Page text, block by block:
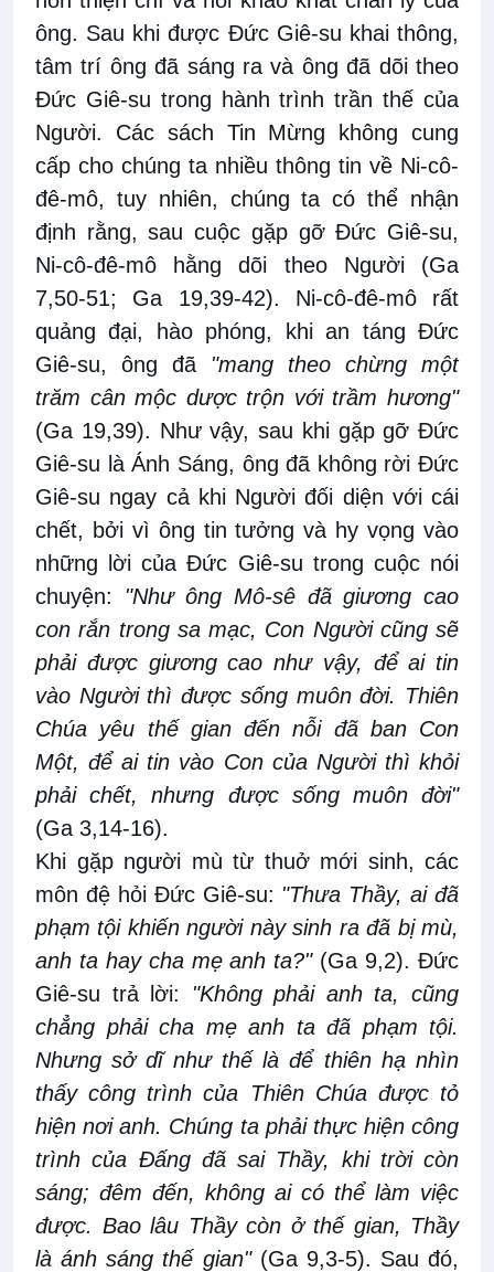
ông. Sau khi được Đức Giê-su khai thông,
tâm trí ông đã sáng ra và ông đã dõi theo
Đức Giê-su trong hành trình trần thế của
Người. Các sách Tin Mừng không cung
cấp cho chúng ta nhiều thông tin về Ni-cô-
đê-mô, tuy nhiên, chúng ta có thể nhận
định rằng, sau cuộc gặp gỡ Đức Giê-su,
Ni-cô-đê-mô hằng dõi theo Người (Ga
7,50-51; Ga 19,39-42). Ni-cô-đê-mô rất
quảng đại, hào phóng, khi an táng Đức
Giê-su, ông đã "mang theo chừng một
trăm cân mộc dược trộn với trầm hương"
(Ga 19,39). Như vậy, sau khi gặp gỡ Đức
Giê-su là Ánh Sáng, ông đã không rời Đức
Giê-su ngay cả khi Người đối diện với cái
chết, bởi vì ông tin tưởng và hy vọng vào
những lời của Đức Giê-su trong cuộc nói
chuyện: "Như ông Mô-sê đã giương cao
con rắn trong sa mạc, Con Người cũng sẽ
phải được giương cao như vậy, để ai tin
vào Người thì được sống muôn đời. Thiên
Chúa yêu thế gian đến nỗi đã ban Con
Một, để ai tin vào Con của Người thì khỏi
phải chết, nhưng được sống muôn đời"
(Ga 3,14-16).
Khi gặp người mù từ thuở mới sinh, các
môn đệ hỏi Đức Giê-su: "Thưa Thầy, ai đã
phạm tội khiến người này sinh ra đã bị mù,
anh ta hay cha mẹ anh ta?"(Ga 9,2). Đức
Giê-su trả lời: "Không phải anh ta, cũng
chẳng phải cha mẹ anh ta đã phạm tội.
Nhưng sở dĩ như thế là để thiên hạ nhìn
thấy công trình của Thiên Chúa được tỏ
hiện nơi anh. Chúng ta phải thực hiện công
trình của Đấng đã sai Thầy, khi trời còn
sáng; đêm đến, không ai có thể làm việc
được. Bao lâu Thầy còn ở thế gian, Thầy
là ánh sáng thế gian" (Ga 9,3-5). Sau đó,